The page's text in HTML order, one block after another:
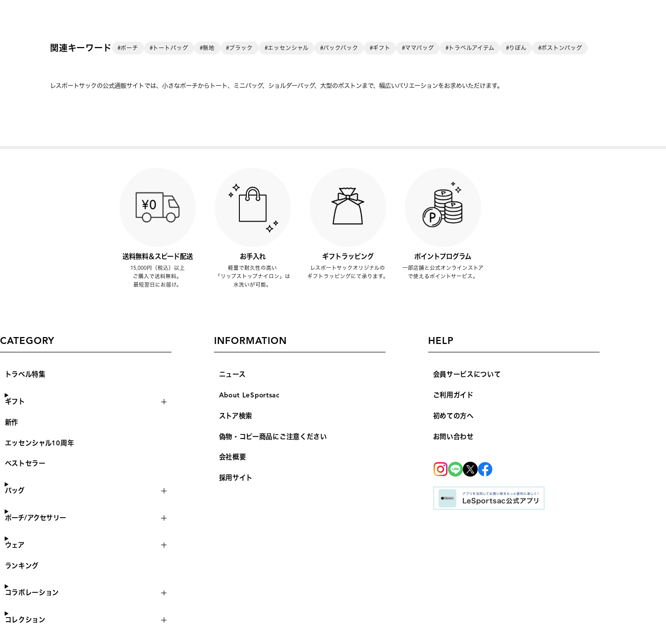
関連キーワード #ポーチ #トートバッグ #無地 #ブラック #エッセンシャル #バックパック #ギフト #ママバッグ #トラベルアイテム #りぼん #ボストンバッグ
レスポートサックの公式通販サイトでは、小さなポーチからトート、ミニバッグ、ショルダーバッグ、大型のボストンまで、幅広いバリエーションをお求めいただけます。
送料無料＆スピード配送
15,000円（税込）以上
ご購入で送料無料。
最短翌日にお届け。
お手入れ
軽量で耐久性の高い
「リップストップナイロン」は
水洗いが可能。
ギフトラッピング
レスポートサックオリジナルの
ギフトラッピングにて承ります。
ポイントプログラム
一部店舗と公式オンラインストア
で使えるポイントサービス。
CATEGORY
トラベル特集
ギフト
新作
エッセンシャル10周年
ベストセラー
バッグ
ポーチ/アクセサリー
ウェア
ランキング
コラボレーション
コレクション
INFORMATION
ニュース
About LeSportsac
ストア検索
偽物・コピー商品にご注意ください
会社概要
採用サイト
HELP
会員サービスについて
ご利用ガイド
初めての方へ
お問い合わせ